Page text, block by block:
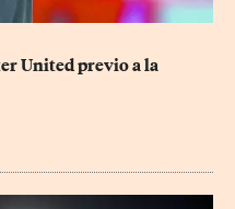
United previo a la